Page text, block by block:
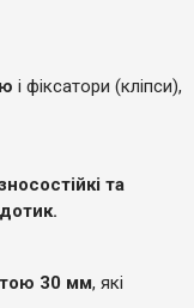
і фіксатори (кліпси),
та
30 мм, які